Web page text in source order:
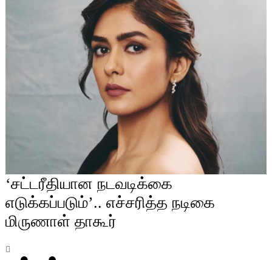
‘சட்டரீதியான நடவடிக்கை
எடுக்கப்படும்’.. எச்சரித்த நடிகை
மிருணாள் தாகூர்